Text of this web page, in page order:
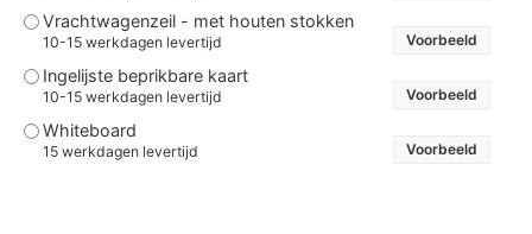
Vrachtwagenzeil - met houten stokken
10-15 werkdagen levertijd Voorbeeld
Ingelijste beprikbare kaart
10-15 werkdagen levertijd Voorbeeld
Whiteboard
15 werkdagen levertijd Voorbeeld